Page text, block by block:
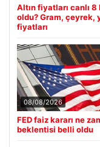
Altın fiyatları canlı
oldu? Gram, çeyrek,
fiyatları
08/08/2026
FED faiz kararı ne
beklentisi belli oldu